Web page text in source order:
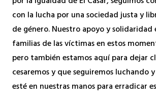
con la lucha por una sociedad justa y
de género. Nuestro apoyo y solidaridad
familias de las víctimas en estos
pero también estamos aquí para dejar
cesaremos y que seguiremos luchando
esté en nuestras manos para erradicar